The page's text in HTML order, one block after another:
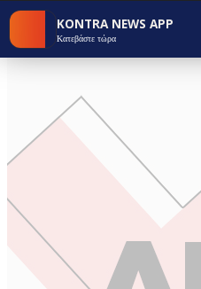
KONTRA NEWS APP
Κατεβάστε τώρα